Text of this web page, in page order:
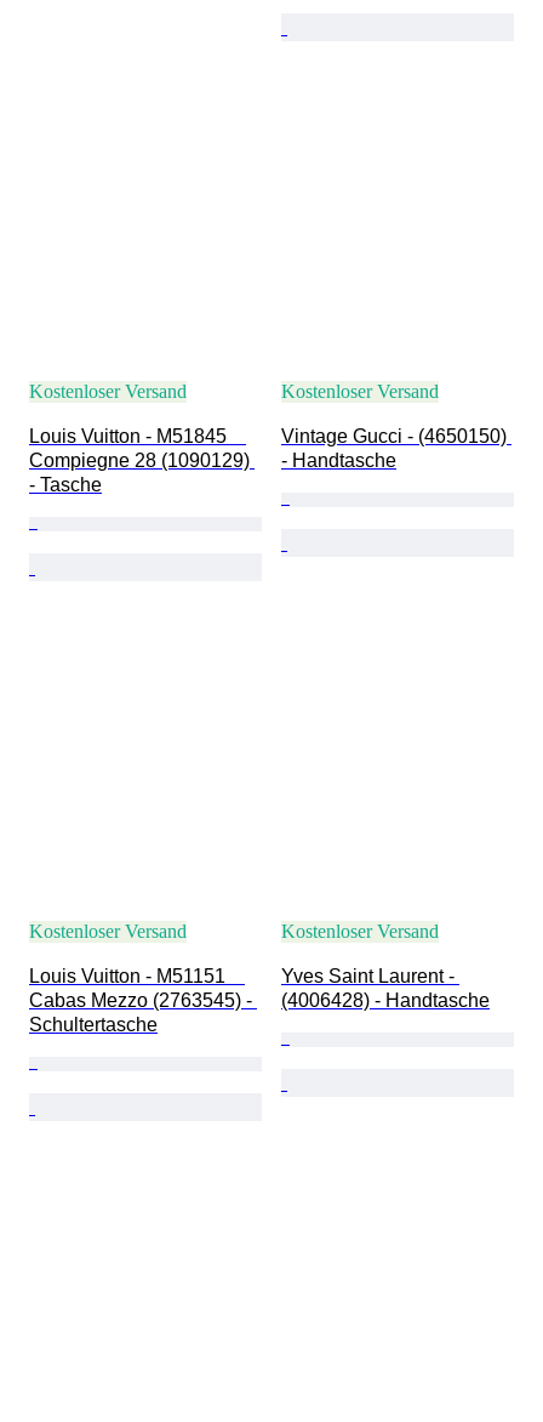
Kostenloser Versand
Louis Vuitton - M51845
Compiegne 28 (1090129)
- Tasche
Kostenloser Versand
Vintage Gucci - (4650150)
- Handtasche
Kostenloser Versand
Louis Vuitton - M51151
Cabas Mezzo (2763545) -
Schultertasche
Kostenloser Versand
Yves Saint Laurent -
(4006428) - Handtasche